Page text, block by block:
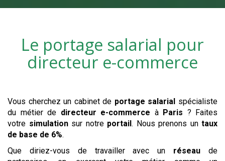
Le portage salarial pour
directeur e-commerce
Vous cherchez un cabinet de portage salarial spécialiste
du métier de directeur e-commerce à Paris ? Faites
votre simulation sur notre portail. Nous prenons un taux
de base de 6%.
Que diriez-vous de travailler avec un réseau de